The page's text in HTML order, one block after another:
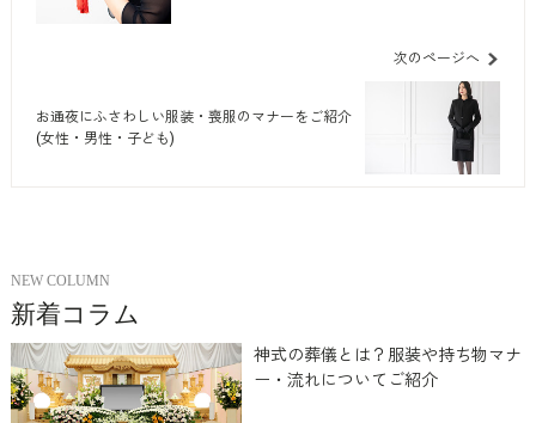
次のページへ
お通夜にふさわしい服装・喪服のマナーをご紹介
(女性・男性・子ども)
NEW COLUMN
新着コラム
神式の葬儀とは？服装や持ち物マナ
ー・流れについてご紹介